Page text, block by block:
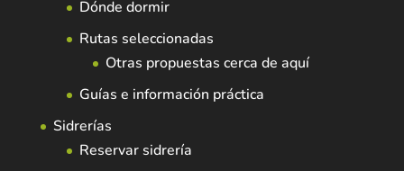
Dónde dormir
Rutas seleccionadas
Otras propuestas cerca de aquí
Guías e información práctica
Sidrerías
Reservar sidrería